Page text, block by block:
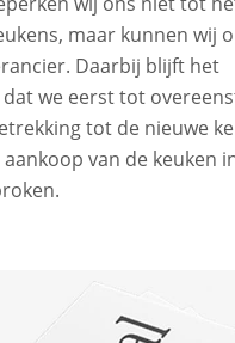
maar kunnen wij
Daarbij blijft het
we eerst tot
tot de nieuwe
van de keuken